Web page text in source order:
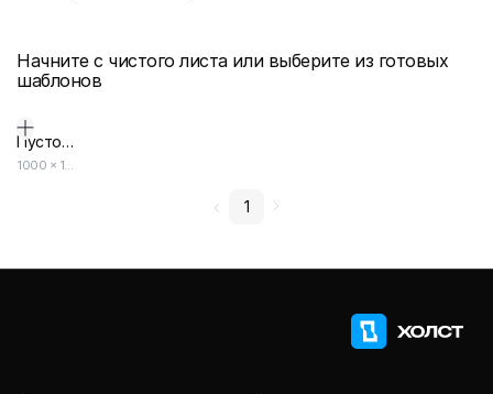
Начните с чистого листа или выберите из готовых
шаблонов
Пустой дизайн-макет
1000 × 1000
1